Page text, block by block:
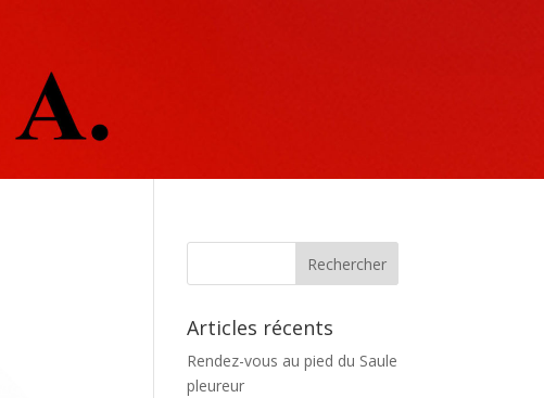
Articles récents
Rendez-vous au pied du Saule
pleureur